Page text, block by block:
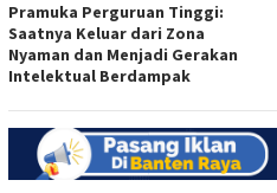
Pramuka Perguruan Tinggi:
Saatnya Keluar dari Zona
Nyaman dan Menjadi Gerakan
Intelektual Berdampak